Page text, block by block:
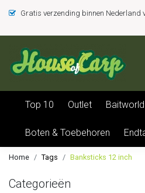
Gratis verzending binnen Nederland
Top 10 Outlet Baitworld
Boten & Toebehoren
Home Tags Banksticks 12 inch
Categorieën